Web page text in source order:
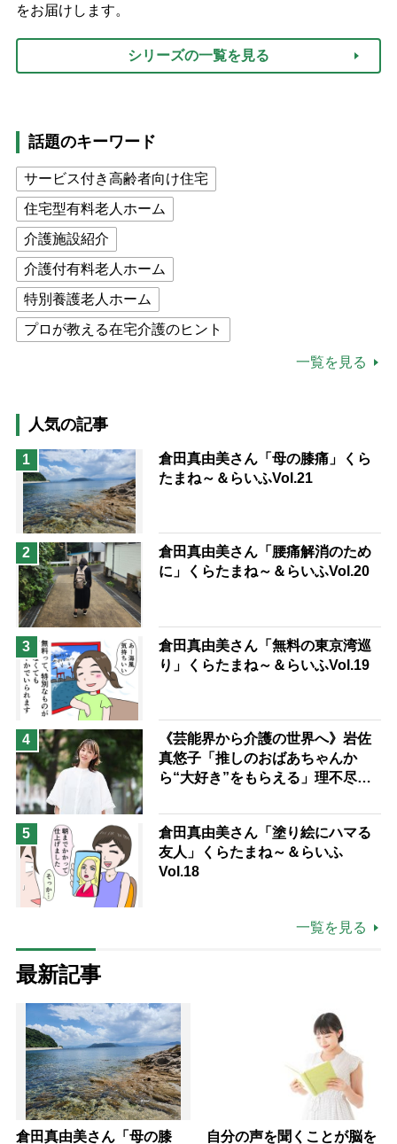
をお届けします。
シリーズの一覧を見る
話題のキーワード
サービス付き高齢者向け住宅
住宅型有料老人ホーム
介護施設紹介
介護付有料老人ホーム
特別養護老人ホーム
プロが教える在宅介護のヒント
猫が母になつきません
息子の遠距離介護サバイバル術
兄がボケました
便利なサービス
予防法
一覧を見る
人気の記事
1
倉田真由美さん「母の膝痛」くら
たまね～＆らいふVol.21
2
倉田真由美さん「腰痛解消のため
に」くらたまね～＆らいふVol.20
3
倉田真由美さん「無料の東京湾巡
り」くらたまね～＆らいふVol.19
4
《芸能界から介護の世界へ》岩佐
真悠子「推しのおばあちゃんか
ら“大好き”をもらえる」理不尽さ
場は「愛おしい」
5
倉田真由美さん「塗り絵にハマる
友人」くらたまね～＆らいふ
Vol.18
一覧を見る
最新記事
倉田真由美さん「母の膝 自分の声を聞くことが脳を